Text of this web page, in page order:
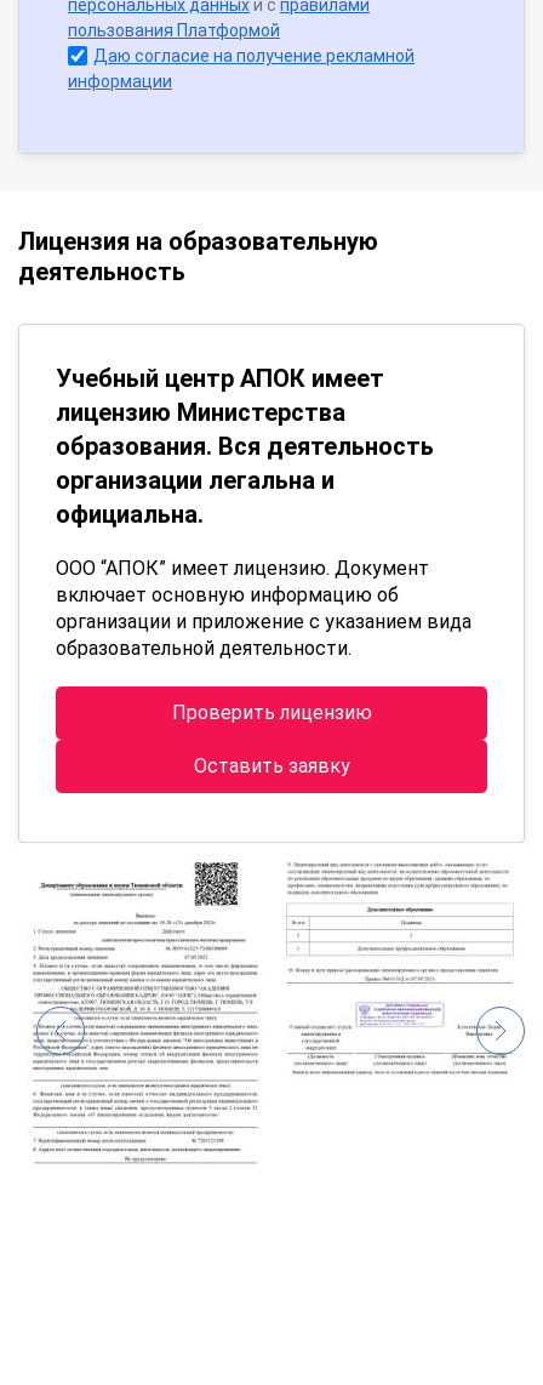
персональных данныхи с правилами
пользования Платформой
Даю согласие на получение рекламной
информации
Лицензия на образовательную
деятельность
Учебный центр АПОК имеет
лицензию Министерства
образования. Вся деятельность
организации легальна и
официальна.
ООО “АПОК” имеет лицензию. Документ
включает основную информацию об
организации и приложение с указанием вида
образовательной деятельности.
Проверить лицензию
Оставить заявку